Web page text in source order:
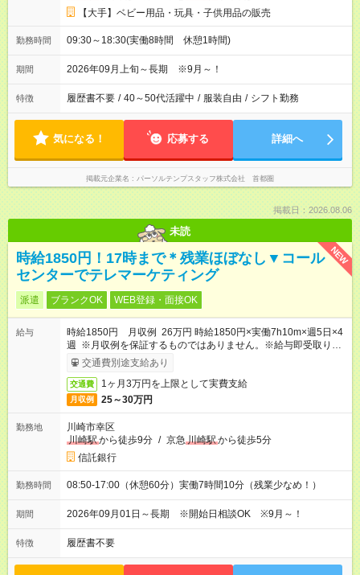
【大手】ベビー用品・玩具・子供用品の販売
勤務時間 09:30～18:30(実働8時間 休憩1時間)
期間 2026年09月上旬～長期 ※9月～！
特徴 履歴書不要 / 40～50代活躍中 / 服装自由 / シフト勤務
気になる！ 応募する 詳細へ
掲載元企業名 パーソルテンプスタッフ株式会社 首都圏
掲載日：2026.08.06
未読
NEW
時給1850円！17時まで＊残業ほぼなし▼コール
センターでテレマーケティング
派遣 ブランクOK WEB登録・面接OK
給与
時給1850円 月収例 26万円 時給1850円×実働7h10m×週5日×4
週 ※月収例を保証するものではありません。※給与即受取りサ
ービス利用可（利用条件有）
交通費別途支給あり
交通費 1ヶ月3万円を上限として実費支給
月収例 25～30万円
勤務地
川崎市幸区
川崎駅から徒歩9分 / 京急 川崎駅から徒歩5分
信託銀行
勤務時間 08:50-17:00（休憩60分）実働7時間10分（残業少なめ！）
期間 2026年09月01日～長期 ※開始日相談OK ※9月～！
特徴 履歴書不要